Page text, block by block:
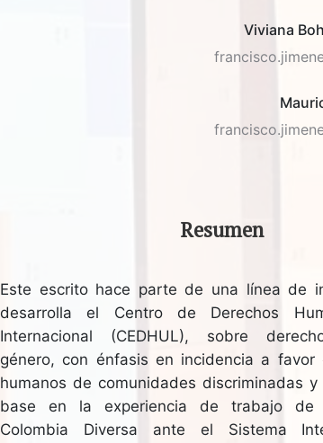
Viviana
Resumen
Este escrito hace parte de una línea de
desarrolla el Centro de Derechos
Internacional (CEDHUL), sobre
género, con énfasis en incidencia a favor
humanos de comunidades discriminadas
base en la experiencia de trabajo de
Colombia Diversa ante el Sistema